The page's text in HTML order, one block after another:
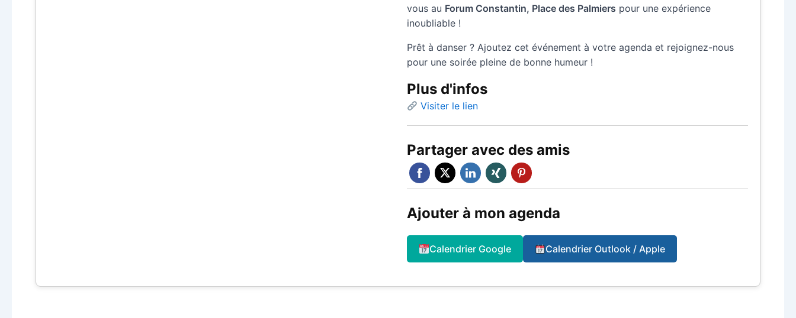
vous au Forum Constantin, Place des Palmiers pour une expérience
inoubliable !
Prêt à danser ? Ajoutez cet événement à votre agenda et rejoignez-nous
pour une soirée pleine de bonne humeur !
Plus d'infos
Visiter le lien
Partager avec des amis
Ajouter à mon agenda
Calendrier Google Calendrier Outlook / Apple